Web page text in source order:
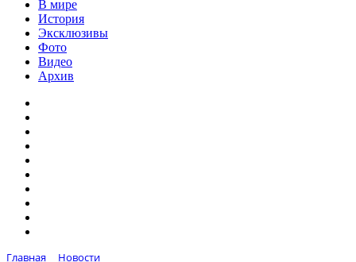
В мире
История
Эксклюзивы
Фото
Видео
Архив
Главная
Новости